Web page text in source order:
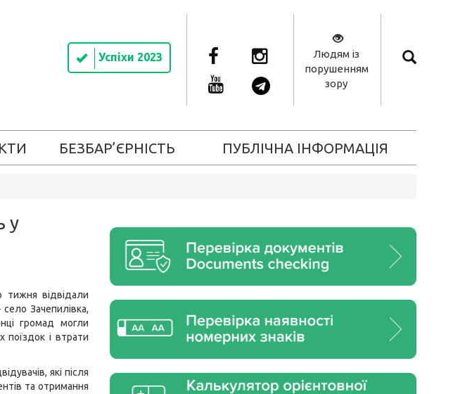
Успіхи 2023
Людям із
порушенням
зору
БЕЗБАР’ЄРНІСТЬ ПУБЛІЧНА ІНФОРМАЦІЯ
у
тижня відвідали
Зачепилівка,
громад могли
поїздок і втрати
які після
та отримання